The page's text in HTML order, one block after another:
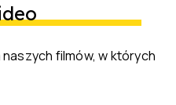
filmów, w których